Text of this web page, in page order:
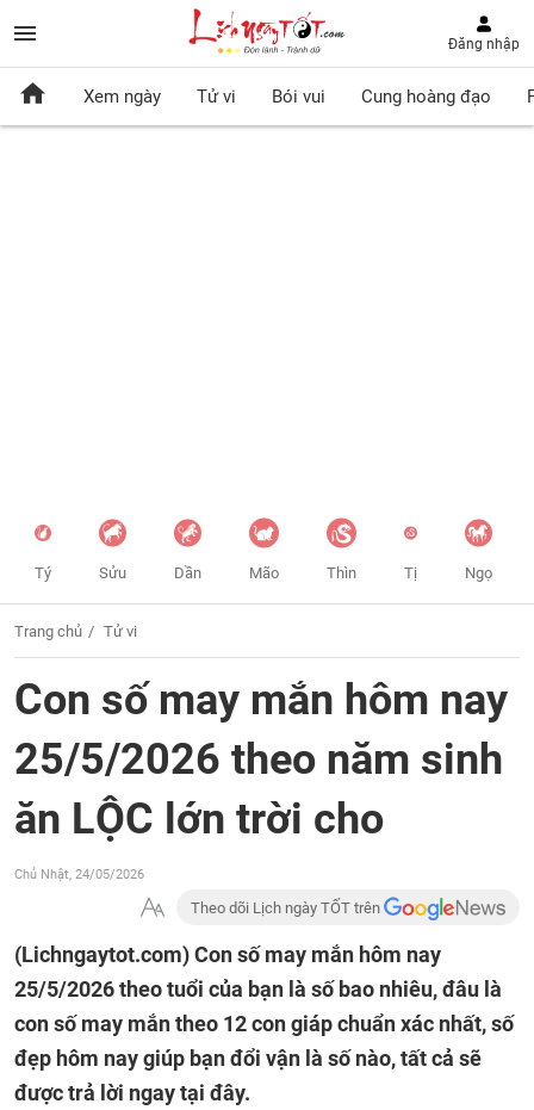
Đăng nhập
Xem ngày Tử vi Bói vui Cung hoàng đạo
Tý Sửu Dần Mão Thìn Tị Ngọ
Trang chủ Tử vi
Con số may mắn hôm nay
25/5/2026 theo năm sinh
ăn LỘC lớn trời cho
Chủ Nhật, 24/05/2026
Theo dõi Lịch ngày TỐT trên
(Lichngaytot.com)Con số may mắn hôm nay
25/5/2026 theo tuổi của bạn là số bao nhiêu, đâu là
con số may mắn theo 12 con giáp chuẩn xác nhất, số
đẹp hôm nay giúp bạn đổi vận là số nào, tất cả sẽ
được trả lời ngay tại đây.